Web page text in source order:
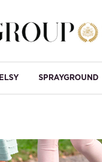
ELSY SPRAYGROUND